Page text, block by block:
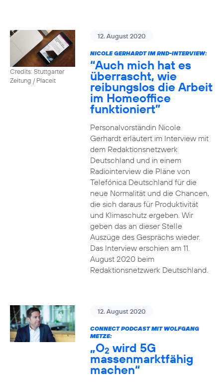
Credits: Stuttgarter
Zeitung / Placeit
12. August 2020
NICOLE GERHARDT IM RND-INTERVIEW:
“Auch mich hat es
überrascht, wie
reibungslos die Arbeit
im Homeoffice
funktioniert”
Personalvorständin Nicole
Gerhardt erläutert im Interview mit
dem Redaktionsnetzwerk
Deutschland und in einem
Radiointerview die Pläne von
Telefónica Deutschland für die
neue Normalität und die Chancen,
die sich daraus für Produktivität
und Klimaschutz ergeben. Wir
geben das an dieser Stelle
Auszüge des Gesprächs wieder.
Das Interview erschien am 11.
August 2020 beim
Redaktionsnetzwerk Deutschland.
12. August 2020
CONNECT PODCAST MIT WOLFGANG
METZE:
„O2 wird 5G
massenmarktfähig
machen“